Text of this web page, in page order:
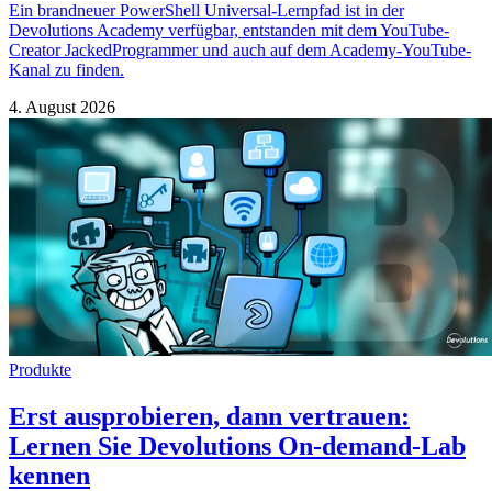
Ein brandneuer PowerShell Universal-Lernpfad ist in der
Devolutions Academy verfügbar, entstanden mit dem YouTube-
Creator JackedProgrammer und auch auf dem Academy-YouTube-
Kanal zu finden.
4. August 2026
Produkte
Erst ausprobieren, dann vertrauen:
Lernen Sie Devolutions On-demand-Lab
kennen